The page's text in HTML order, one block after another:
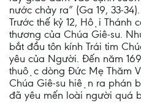
nước chảy ra” (Ga 19, 33-34).
Trước thế kỷ 12, Hội Thánh
thương của Chúa Giê-su.
bắt đầu tôn kính Trái tim
yêu của Người. Đến năm
thuộc dòng Đức Mẹ Thăm
Chúa Giê-su hiện ra phán
đã yêu mến loài người quá